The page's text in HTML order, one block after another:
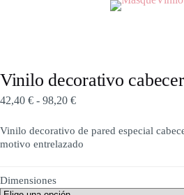
Vinilo decorativo
42,40 € - 98,20 €
Vinilo decorativo de pared especial
motivo entrelazado
Dimensiones